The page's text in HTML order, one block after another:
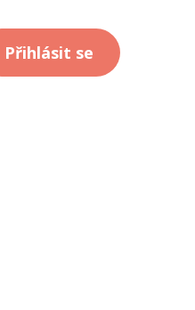
Přihlásit se